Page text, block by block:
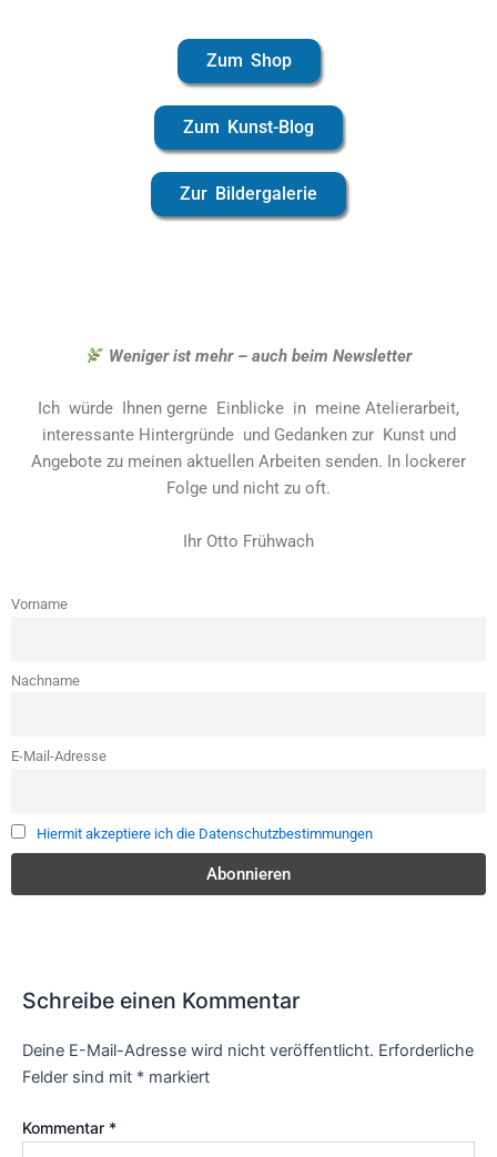
Zum Shop
Zum Kunst-Blog
Zur Bildergalerie
Weniger ist mehr – auch beim Newsletter
Ich würde Ihnen gerne Einblicke in meine Atelierarbeit,
interessante Hintergründe und Gedanken zur Kunst und
Angebote zu meinen aktuellen Arbeiten senden. In lockerer
Folge und nicht zu oft.
Ihr Otto Frühwach
Vorname
Nachname
E-Mail-Adresse
Hiermit akzeptiere ich die Datenschutzbestimmungen
Schreibe einen Kommentar
Deine E-Mail-Adresse wird nicht veröffentlicht. Erforderliche
Felder sind mit * markiert
Kommentar *